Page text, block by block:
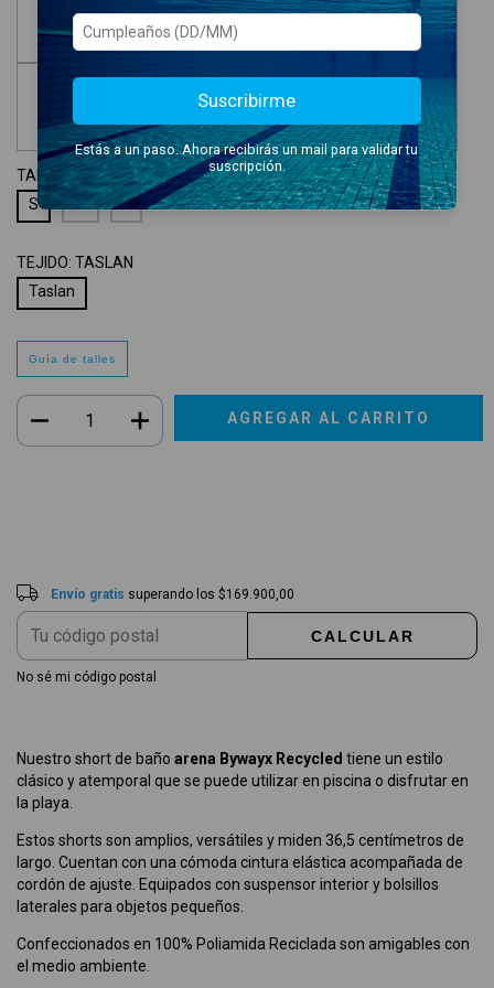
TALLE:S
S
M L
TEJIDO: TASLAN
Taslan
Guía de talles
Envío gratis superando los $169.900,00
CALCULAR
No sé mi código postal
Nuestro short de baño arena Bywayx Recycled tiene un estilo
clásico y atemporal que se puede utilizar en piscina o disfrutar en
la playa.
Estos shorts son amplios, versátiles y miden 36,5 centímetros de
largo. Cuentan con una cómoda cintura elástica acompañada de
cordón de ajuste. Equipados con suspensor interior y bolsillos
laterales para objetos pequeños.
Confeccionados en 100% Poliamida Reciclada son amigables con
el medio ambiente.
Suscribirme
Estás a un paso. Ahora recibirás un mail para validar tu
suscripción.